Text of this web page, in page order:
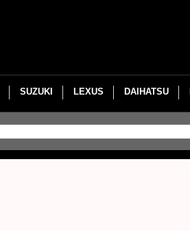
SUZUKI LEXUS DAIHATSU